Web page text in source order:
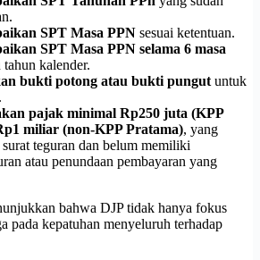
SPT Masa PPN sesuai ketentuan.
SPT Masa PPN selama 6 masa
tahun kalender.
bukti potong atau bukti pungut untuk
pajak minimal Rp250 juta (KPP
miliar (non-KPP Pratama), yang
teguran dan belum memiliki
atau penundaan pembayaran yang
bahwa DJP tidak hanya fokus
pada kepatuhan menyeluruh terhadap